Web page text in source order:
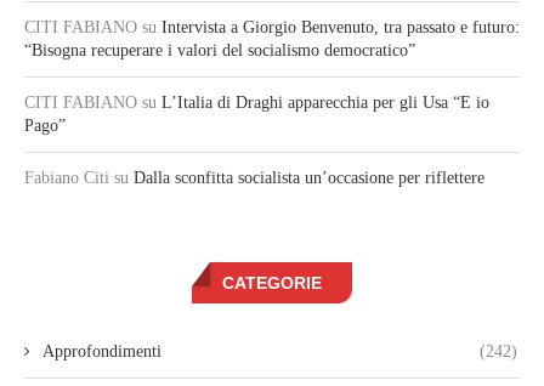
CITI FABIANO su Intervista a Giorgio Benvenuto, tra passato e futuro:
“Bisogna recuperare i valori del socialismo democratico”
CITI FABIANO su L’Italia di Draghi apparecchia per gli Usa “E io
Pago”
Fabiano Citi su Dalla sconfitta socialista un’occasione per riflettere
CATEGORIE
Approfondimenti (242)